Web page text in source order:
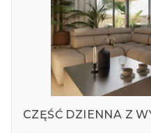
CZĘŚĆ DZIENNA Z